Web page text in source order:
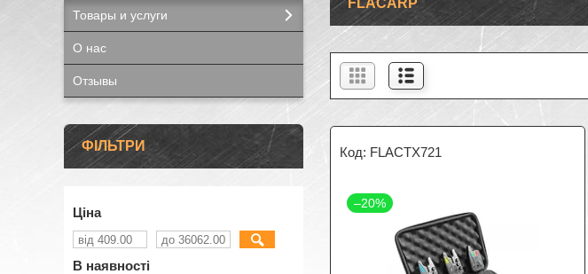
FLACARP
FLACTX721
–20%
Товары и услуги
О нас
Отзывы
ФІЛЬТРИ
Ціна
В наявності